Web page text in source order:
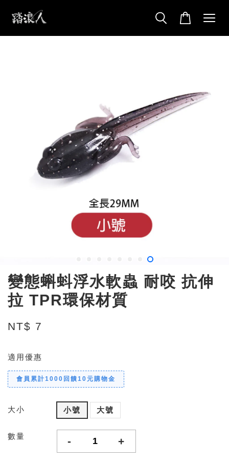
變態蝌蚪浮水軟蟲 耐咬 抗伸
拉 TPR環保材質
NT$ 7
適用優惠
會員累計1000回饋10元購物金
大小 小號 大號
數量 - +